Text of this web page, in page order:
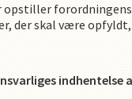
opstiller
der skal være
indhentelse